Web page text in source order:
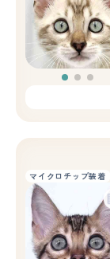
マイクロチップ装着